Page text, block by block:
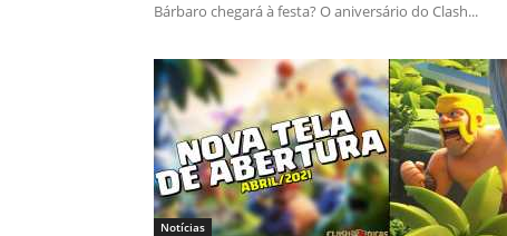
Bárbaro chegará à festa? O aniversário do Clash...
Notícias